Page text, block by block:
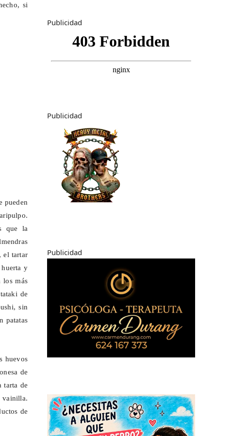
si
pueden
.
que la
el tartar
huerta y
los más
de
, sin
patatas
huevos
de
tarta de
vainilla.
de
Publicidad
Publicidad
Publicidad